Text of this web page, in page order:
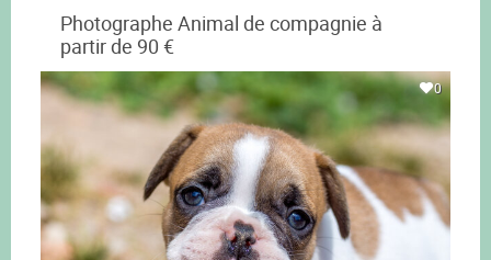
Photographe Animal de compagnie à
partir de 90 €
0